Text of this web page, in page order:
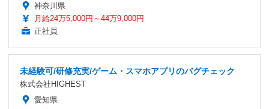
神奈川県
月給24万5,000円～44万9,000円
正社員
未経験可/研修充実/ゲーム・スマホアプリのバグチェック
株式会社HIGHEST
愛知県